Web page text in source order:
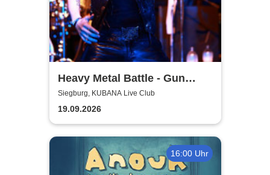
Heavy Metal Battle - Gun
Barrel, Warwolf + 1
Siegburg, KUBANA Live Club
19.09.2026
16:00 Uhr